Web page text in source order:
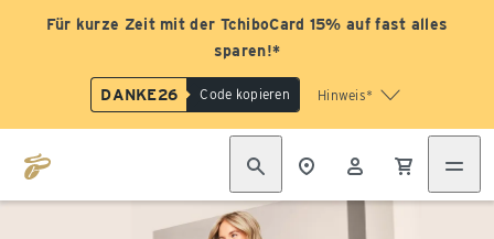
Für kurze Zeit mit der TchiboCard 15% auf fast alles
sparen!*
DANKE26 Code kopieren Hinweis*